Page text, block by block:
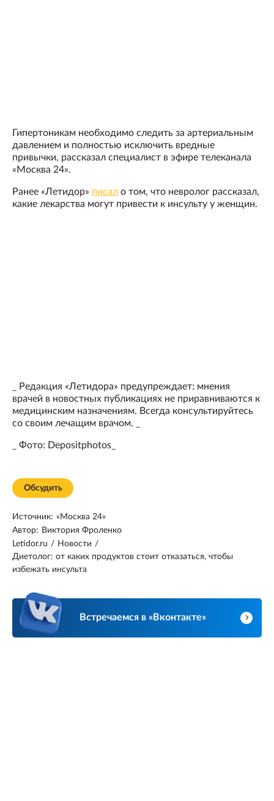
Гипертоникам необходимо следить за артериальным
давлением и полностью исключить вредные
привычки, рассказал специалист в эфире телеканала
«Москва 24».
Ранее «Летидор» писал о том, что невролог рассказал,
какие лекарства могут привести к инсульту у женщин.
_ Редакция «Летидора» предупреждает: мнения
врачей в новостных публикациях не приравниваются к
медицинским назначениям. Всегда консультируйтесь
со своим лечащим врачом. _
_ Фото: Depositphotos_
Обсудить
Источник: «Москва 24»
Автор: Виктория Фроленко
Letidor.ru / Новости /
Диетолог: от каких продуктов стоит отказаться, чтобы
избежать инсульта
Встречаемся в «Вконтакте»